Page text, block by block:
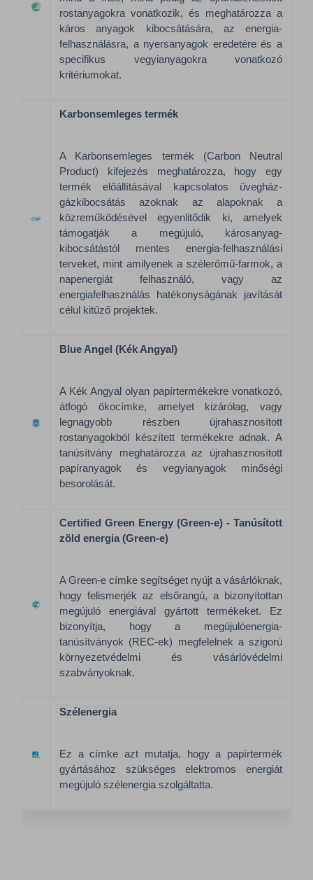
rostanyagokra vonatkozik, és meghatározza a
káros anyagok kibocsátására, az energia-
felhasználásra, a nyersanyagok eredetére és a
specifikus vegyianyagokra vonatkozó
kritériumokat.
Karbonsemleges termék
A Karbonsemleges termék (Carbon Neutral
Product) kifejezés meghatározza, hogy egy
termék előállításával kapcsolatos üvegház-
gázkibocsátás azoknak az alapoknak a
közreműködésével egyenlitődik ki, amelyek
támogatják a megújuló, károsanyag-
kibocsátástól mentes energia-felhasználási
terveket, mint amilyenek a szélerőmű-farmok, a
napenergiát felhasználó, vagy az
energiafelhasználás hatékonyságának javítását
célul kitűző projektek.
Blue Angel (Kék Angyal)
A Kék Angyal olyan papírtermékekre vonatkozó,
átfogó ökocímke, amelyet kizárólag, vagy
legnagyobb részben újrahasznosított
rostanyagokból készített termékekre adnak. A
tanúsítvány meghatározza az újrahasznosított
papíranyagok és vegyianyagok minőségi
besorolását.
Certified Green Energy (Green-e) - Tanúsított
zöld energia (Green-e)
A Green-e címke segítséget nyújt a vásárlóknak,
hogy felismerjék az elsőrangú, a bizonyítottan
megújuló energiával gyártott termékeket. Ez
bizonyítja, hogy a megújulóenergia-
tanúsítványok (REC-ek) megfelelnek a szigorú
környezetvédelmi és vásárlóvédelmi
szabványoknak.
Szélenergia
Ez a címke azt mutatja, hogy a papírtermék
gyártásához szükséges elektromos energiát
megújuló szélenergia szolgáltatta.